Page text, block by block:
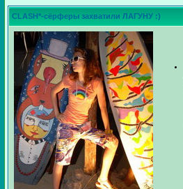
СLASH*-сёрферы захватили ЛАГУНУ :)